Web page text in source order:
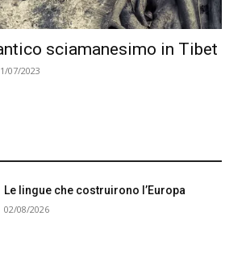
sciamanesimo in Tibet
07/2023
Le lingue che costruirono l’Europa
02/08/2026